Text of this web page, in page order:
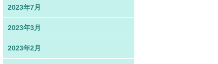
2023年7月
2023年3月
2023年2月